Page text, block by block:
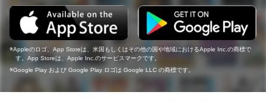
Appleのロゴ、App Storeは、米国もしくはその他の国や地域におけるApple Inc.の商標で
す。App Storeは、Apple Inc.のサービスマークです。
Google Play および Google Play ロゴは Google LLC の商標です。